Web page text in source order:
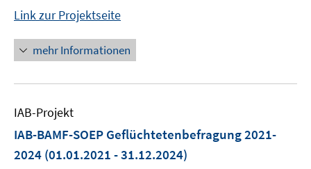
Link zur Projektseite
mehr Informationen
IAB-Projekt
IAB-BAMF-SOEP Geflüchtetenbefragung 2021-
2024 (01.01.2021 - 31.12.2024)